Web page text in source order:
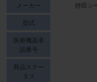
メーカー
持田シ
型式
医療機器承
認番号
商品ステー
タス